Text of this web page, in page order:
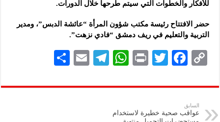
للأفكار والخطوات التي سيتم طرحها ‏خلال الدورات.‏
حضر الافتتاح رئيسة مكتب شؤون المرأة “عائشة الدبس”، ومدير
التربية والتعليم ‏في ريف دمشق “فادي نزهت”.‏
C
p
y
F
eb
T
tt
P
nt
W
at
Te
gr
E
ai
ar
السابق
عواقب صحية خطيرة لاستخدام